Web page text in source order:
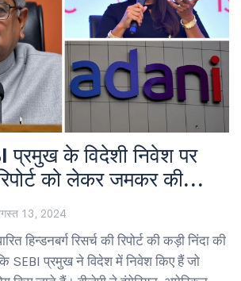
प्रमुख के विदेशी निवेश पर
को लेकर जमकर की
13, 2024
हिन्डनबर्ग रिसर्च की रिपोर्ट की कड़ी निंदा की
SEBI प्रमुख ने विदेश में निवेश किए हैं जो